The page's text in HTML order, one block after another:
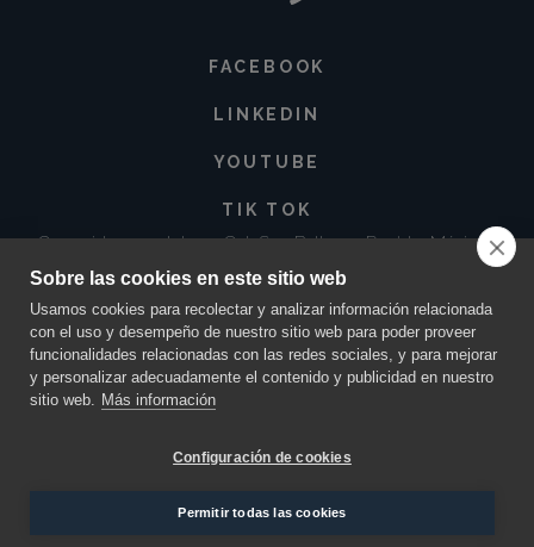
Sobre las cookies en este sitio web
Usamos cookies para recolectar y analizar información relacionada
con el uso y desempeño de nuestro sitio web para poder proveer
funcionalidades relacionadas con las redes sociales, y para mejorar
y personalizar adecuadamente el contenido y publicidad en nuestro
sitio web. Más información
Configuración de cookies
Permitir todas las cookies
FACEBOOK
LINKEDIN
YOUTUBE
TIK TOK
Corregidora 213 Int. 3-3 Col. San Baltazar, Puebla. México •
72550
contacto@innovacionmaya.mx •249 163 2710
TODOS LOS DERECHOS RESERVADOS. DISEÑO